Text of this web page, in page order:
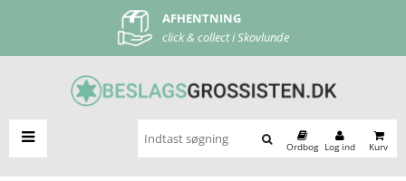
AFHENTNING
click & collect i Skovlunde
FRI FRAGT
ved køb over 500 kr
Ordbog Log ind Kurv